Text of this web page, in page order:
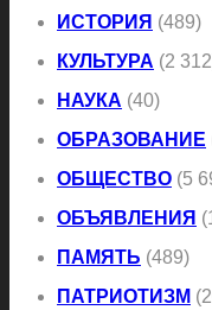
ИСТОРИЯ (489)
КУЛЬТУРА (2
НАУКА (40)
ОБРАЗОВАНИЕ
ОБЩЕСТВО (5
ОБЪЯВЛЕНИЯ
ПАМЯТЬ (489)
ПАТРИОТИЗМ